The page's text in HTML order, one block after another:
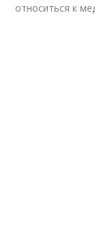
относиться к